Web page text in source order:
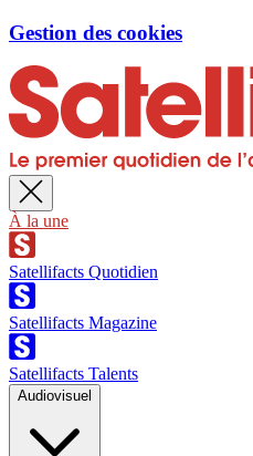
Gestion des cookies
À la une
Satellifacts Quotidien
Satellifacts Magazine
Satellifacts Talents
Audiovisuel